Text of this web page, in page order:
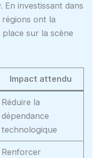
En investissant dans
ont la
sur la scène
Impact attendu
Réduire la
dépendance
technologique
Renforcer